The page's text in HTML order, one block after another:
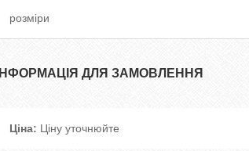
розміри
ІНФОРМАЦІЯ ДЛЯ ЗАМОВЛЕННЯ
Ціна: Ціну уточнюйте